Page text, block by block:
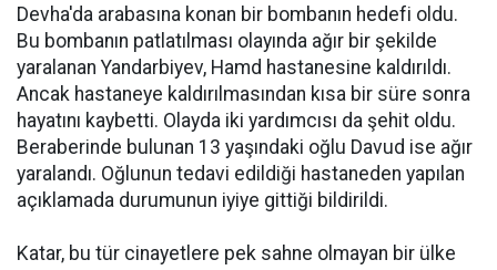
Devha'da arabasına konan bir bombanın hedefi oldu.
Bu bombanın patlatılması olayında ağır bir şekilde
yaralanan Yandarbiyev, Hamd hastanesine kaldırıldı.
Ancak hastaneye kaldırılmasından kısa bir süre sonra
hayatını kaybetti. Olayda iki yardımcısı da şehit oldu.
Beraberinde bulunan 13 yaşındaki oğlu Davud ise ağır
yaralandı. Oğlunun tedavi edildiği hastaneden yapılan
açıklamada durumunun iyiye gittiği bildirildi.
Katar, bu tür cinayetlere pek sahne olmayan bir ülke